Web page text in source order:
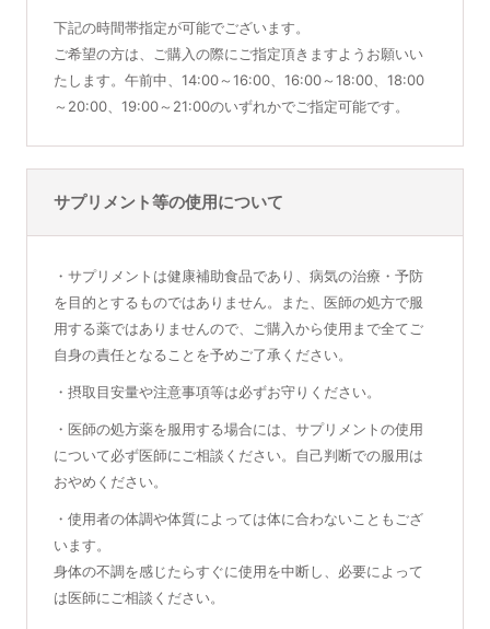
下記の時間帯指定が可能でございます。
ご希望の方は、ご購入の際にご指定頂きますようお願いい
たします。午前中、14:00～16:00、16:00～18:00、18:00
～20:00、19:00～21:00のいずれかでご指定可能です。
サプリメント等の使用について
・サプリメントは健康補助食品であり、病気の治療・予防
を目的とするものではありません。また、医師の処方で服
用する薬ではありませんので、ご購入から使用まで全てご
自身の責任となることを予めご了承ください。
・摂取目安量や注意事項等は必ずお守りください。
・医師の処方薬を服用する場合には、サプリメントの使用
について必ず医師にご相談ください。自己判断での服用は
おやめください。
・使用者の体調や体質によっては体に合わないこともござ
います。
身体の不調を感じたらすぐに使用を中断し、必要によって
は医師にご相談ください。